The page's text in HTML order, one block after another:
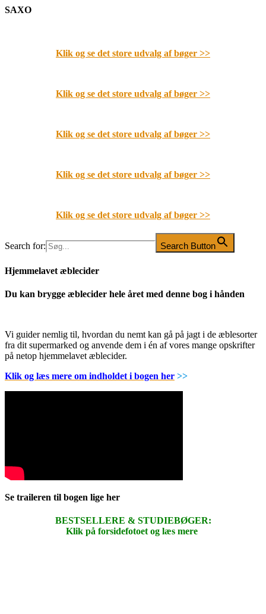
SAXO
Klik og se det store udvalg af bøger >>
Klik og se det store udvalg af bøger >>
Klik og se det store udvalg af bøger >>
Klik og se det store udvalg af bøger >>
Klik og se det store udvalg af bøger >>
Search for: Search Button
Hjemmelavet æblecider
Du kan brygge æblecider hele året med denne bog i hånden
Vi guider nemlig til, hvordan du nemt kan gå på jagt i de æblesorter
fra dit supermarked og anvende dem i én af vores mange opskrifter
på netop hjemmelavet æblecider.
Klik og læs mere om indholdet i bogen her >>
Se traileren til bogen lige her
BESTSELLERE & STUDIEBØGER:
Klik på forsidefotoet og læs mere